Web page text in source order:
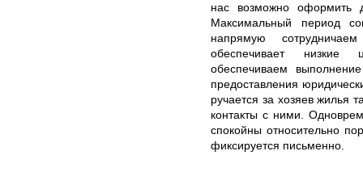
нас возможно оформить
Максимальный период
напрямую
обеспечивает низкие
обеспечиваем
предоставления
ручается за хозяев жилья
контакты с ними.
спокойны относительно
фиксируется письменно.